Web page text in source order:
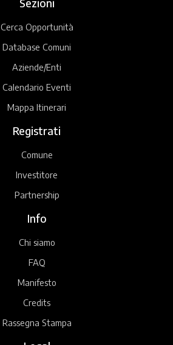
Sezioni
Cerca Opportunità
Database Comuni
Aziende/Enti
Calendario Eventi
Mappa Itinerari
Registrati
Comune
Investitore
Partnership
Info
Chi siamo
FAQ
Manifesto
Credits
Rassegna Stampa